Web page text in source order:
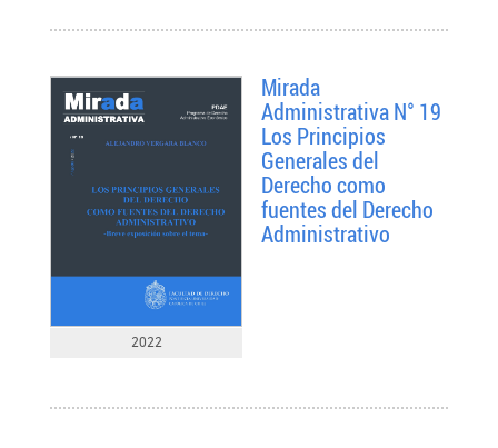
2022
Mirada
Administrativa N° 19
Los Principios
Generales del
Derecho como
fuentes del Derecho
Administrativo